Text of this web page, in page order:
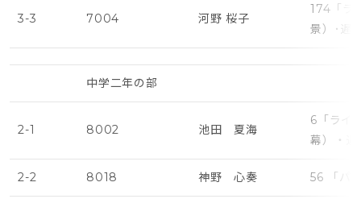
3-3 7004 河野 桜子
174「ラ
景）･遅
中学二年の部
2-1 8002 池田 夏海
6「ライ
幕）・遅
2-2 8018 神野 心奏 56 「パ